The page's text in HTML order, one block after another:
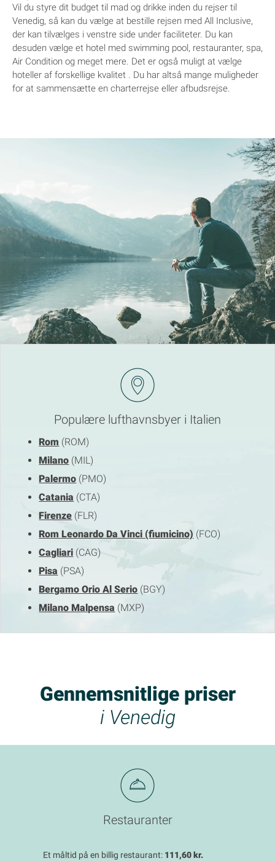
Vil du styre dit budget til mad og drikke inden du rejser til
Venedig, så kan du vælge at bestille rejsen med All Inclusive,
der kan tilvælges i venstre side under faciliteter. Du kan
desuden vælge et hotel med swimming pool, restauranter, spa,
Air Condition og meget mere. Det er også muligt at vælge
hoteller af forskellige kvalitet . Du har altså mange muligheder
for at sammensætte en charterrejse eller afbudsrejse.
Populære lufthavnsbyer i Italien
Rom (ROM)
Milano (MIL)
Palermo (PMO)
Catania (CTA)
Firenze (FLR)
Rom Leonardo Da Vinci (fiumicino) (FCO)
Cagliari (CAG)
Pisa (PSA)
Bergamo Orio Al Serio (BGY)
Milano Malpensa (MXP)
Gennemsnitlige priser
i Venedig
Restauranter
Et måltid på en billig restaurant: 111,60 kr.